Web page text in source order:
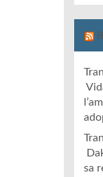
sa